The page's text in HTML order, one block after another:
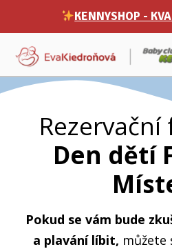
KENNYSHOP -
Den dětí
Pokud se vám bude
a plavání líbit, můžete